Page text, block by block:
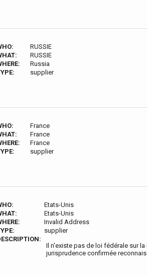
RUSSIE
RUSSIE
Russia
supplier
France
France
France
supplier
Etats-Unis
Etats-Unis
Invalid Address
supplier
Il n'existe pas de loi fédérale sur
jurisprudence confirmée